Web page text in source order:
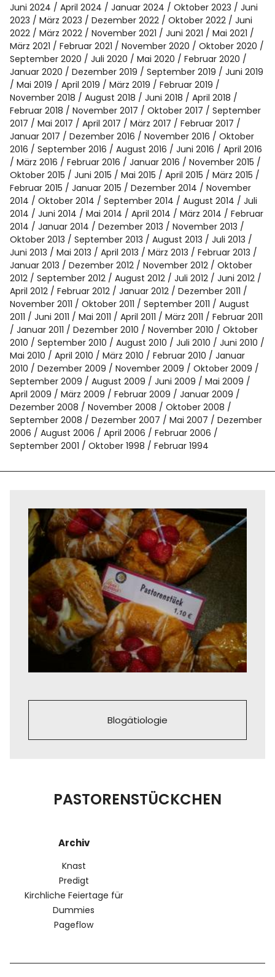
Juni 2024 April 2024 Januar 2024 Oktober 2023
Juni
2023
März 2023 Dezember 2022 Oktober 2022
Juni
2022
März 2022 November 2021 Juni 2021
Mai 2021
März 2021
Februar 2021 November 2020
Oktober 2020
September 2020
Juli 2020 Mai 2020
Februar 2020
Januar 2020
Dezember 2019 September 2019
Juni 2019
Mai 2019
April 2019 März 2019
Februar 2019
November 2018
August 2018 Juni 2018
April 2018
Februar 2018
November 2017 Oktober 2017
September
2017
Mai 2017 April 2017 März 2017
Februar 2017
Januar 2017
Dezember 2016 November 2016
Oktober
2016
September 2016 August 2016 Juni 2016
April 2016
März 2016
Februar 2016 Januar 2016
November 2015
Oktober 2015
Juni 2015 Mai 2015 April 2015
März 2015
Februar 2015
Januar 2015 Dezember 2014
November
2014
Oktober 2014 September 2014 August 2014
Juli
2014
Juni 2014 Mai 2014 April 2014 März 2014
Februar
2014
Januar 2014 Dezember 2013
November 2013
Oktober 2013
September 2013 August 2013
Juli 2013
Juni 2013
Mai 2013 April 2013 März 2013
Februar 2013
Januar 2013
Dezember 2012 November 2012
Oktober
2012
September 2012 August 2012 Juli 2012
Juni 2012
April 2012
Februar 2012 Januar 2012
Dezember 2011
November 2011
Oktober 2011 September 2011
August
2011
Juni 2011 Mai 2011 April 2011 März 2011
Februar 2011
Januar 2011
Dezember 2010 November 2010
Oktober
2010
September 2010 August 2010 Juli 2010
Juni 2010
Mai 2010
April 2010 März 2010 Februar 2010
Januar
2010
Dezember 2009 November 2009
Oktober 2009
September 2009
August 2009 Juni 2009
Mai 2009
April 2009
März 2009 Februar 2009
Januar 2009
Dezember 2008
November 2008
Oktober 2008
September 2008
Dezember 2007 Mai 2007
Dezember
2006
August 2006 April 2006
Februar 2006
September 2001
Oktober 1998 Februar 1994
Blogätiologie
PASTORENSTÜCKCHEN
Archiv
Knast
Predigt
Kirchliche Feiertage für
Dummies
Pageflow